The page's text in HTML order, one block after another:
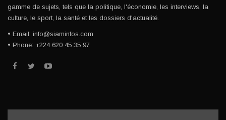
gamme de sujets, tels que la politique, l'économie, les interviews, la
culture, le sport, la santé et les dossiers d'actualité.
• Email: info@siaminfos.com
• Phone: +224 620 45 35 97